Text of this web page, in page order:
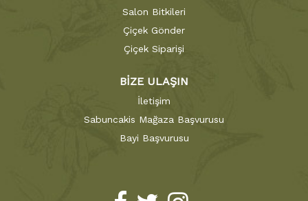
Salon Bitkileri
Çiçek Gönder
Çiçek Siparişi
BİZE ULAŞIN
İletişim
Sabuncakis Mağaza Başvurusu
Bayi Başvurusu